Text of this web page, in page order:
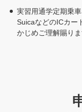
実習用通学定期乗
SuicaなどのICカー
かじめご理解賜り